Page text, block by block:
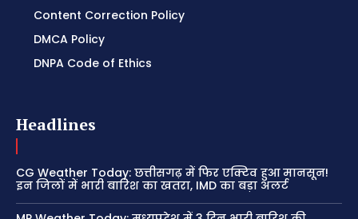
Content Correction Policy
DMCA Policy
DNPA Code of Ethics
Headlines
CG Weather Today: छत्तीसगढ़ में फिर एक्टिव हुआ मानसून!
इन जिलों में भारी बारिश का खतरा, IMD का बड़ा अलर्ट